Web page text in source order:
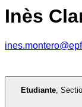
Inès
Etudiante,